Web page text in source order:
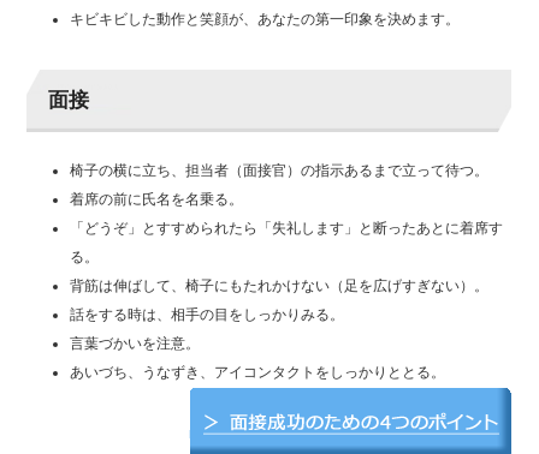
キビキビした動作と笑顔が、あなたの第一印象を決めます。
面接
椅子の横に立ち、担当者（面接官）の指示あるまで立って待つ。
着席の前に氏名を名乗る。
「どうぞ」とすすめられたら「失礼します」と断ったあとに着席す
る。
背筋は伸ばして、椅子にもたれかけない（足を広げすぎない）。
話をする時は、相手の目をしっかりみる。
言葉づかいを注意。
あいづち、うなずき、アイコンタクトをしっかりととる。